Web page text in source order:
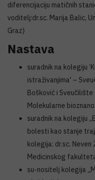
diferencijaciju matičnih
voditelj:dr.sc. Marija Balic,
Graz)
Nastava
suradnik na kolegiju
istraživanjima' –
Bošković i
Molekularne
suradnik na kolegiju
bolesti kao stanje
kolegija: dr.sc.
Medicinskog
su-nositelj kolegija